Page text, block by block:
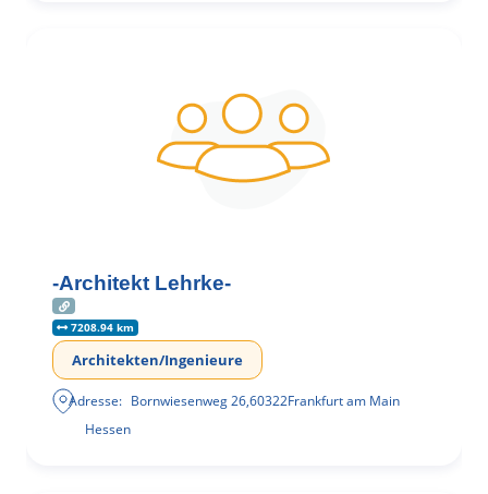
-Architekt Lehrke-
7208.94 km
Architekten/Ingenieure
Adresse: Bornwiesenweg 26,60322Frankfurt am Main
Hessen